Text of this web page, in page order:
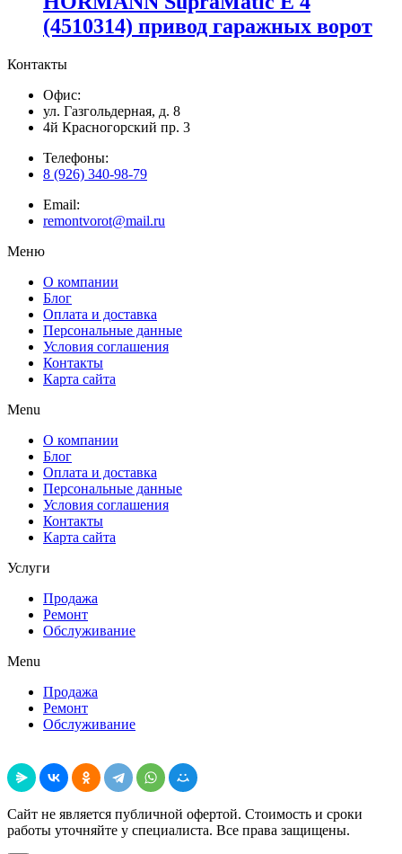
(4510314) привод гаражных ворот
Контакты
Офис:
ул. Газгольдерная, д. 8
4й Красногорский пр. 3
Телефоны:
8 (926) 340-98-79
Email:
remontvorot@mail.ru
Меню
О компании
Блог
Оплата и доставка
Персональные данные
Условия соглашения
Контакты
Карта сайта
Menu
О компании
Блог
Оплата и доставка
Персональные данные
Условия соглашения
Контакты
Карта сайта
Услуги
Продажа
Ремонт
Обслуживание
Menu
Продажа
Ремонт
Обслуживание
Сайт не является публичной офертой. Стоимость и сроки
работы уточняйте у специалиста. Все права защищены.